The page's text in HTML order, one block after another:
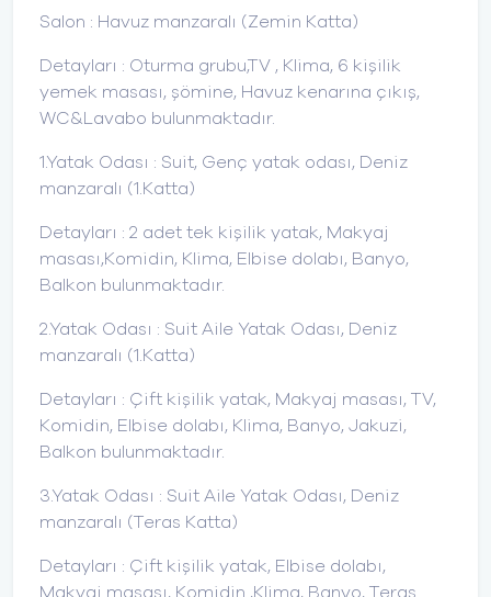
Salon : Havuz manzaralı (Zemin Katta)
Detayları : Oturma grubu,TV , Klima, 6 kişilik
yemek masası, şömine, Havuz kenarına çıkış,
WC&Lavabo bulunmaktadır.
1.Yatak Odası : Suit, Genç yatak odası, Deniz
manzaralı (1.Katta)
Detayları : 2 adet tek kişilik yatak, Makyaj
masası,Komidin, Klima, Elbise dolabı, Banyo,
Balkon bulunmaktadır.
2.Yatak Odası : Suit Aile Yatak Odası, Deniz
manzaralı (1.Katta)
Detayları : Çift kişilik yatak, Makyaj masası, TV,
Komidin, Elbise dolabı, Klima, Banyo, Jakuzi,
Balkon bulunmaktadır.
3.Yatak Odası : Suit Aile Yatak Odası, Deniz
manzaralı (Teras Katta)
Detayları : Çift kişilik yatak, Elbise dolabı,
Makyaj masası, Komidin ,Klima, Banyo, Teras